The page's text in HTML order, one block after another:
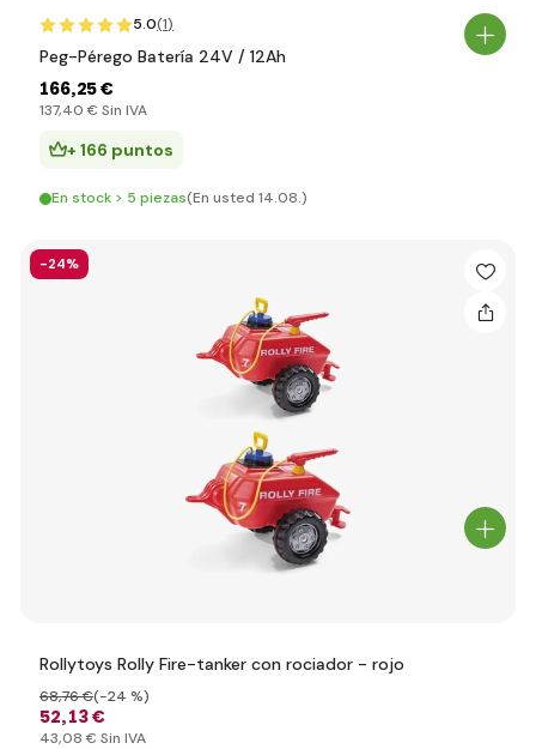
5.0(1)
Peg-Pérego Batería 24V / 12Ah
166,25 €
137,40 € Sin IVA
+ 166 puntos
En stock > 5 piezas(En usted 14.08.)
-24%
Rollytoys Rolly Fire-tanker con rociador - rojo
52,13 €
68,76 €(-24 %)
43,08 € Sin IVA